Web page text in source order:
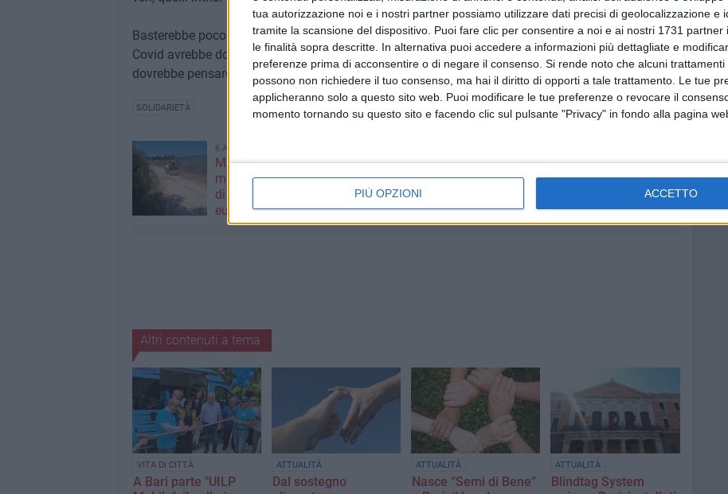
tua autorizzazione noi e i nostri partner possiamo utilizzare dati precisi di geolocalizzazione e
tramite la scansione del dispositivo. Puoi fare clic per consentire a noi e ai nostri 1731 partner
le finalità sopra descritte. In alternativa puoi accedere a informazioni più dettagliate e
preferenze prima di acconsentire o di negare il consenso. Si rende noto che alcuni
possono non richiedere il tuo consenso, ma hai il diritto di opporti a tale trattamento. Le tue
applicheranno solo a questo sito web. Puoi modificare le tue preferenze o revocare il
momento tornando su questo sito e facendo clic sul pulsante "Privacy" in fondo alla pagina
PIÙ OPZIONI ACCETTO
Basterebbe poco per essere tutti come Maria, e pensare anche agli altri e non solo a noi stessi. Il
Covid avrebbe dovuto renderci migliori, imparare da chi come Maria pensa agli altri quando
dovrebbe pensare prima di tutto a sé stessa, dovrebbe farci davvero riflettere.
SOLIDARIETÀ
6 AGOSTO 2026
Manutenzione strade e
marciapiedi nei cinque municipi
di Bari: stanziati 16 milioni di
euro
Torna a riunirsi il Consiglio
comunale di Bari
Altri contenuti a tema
VITA DI CITTÀ
A Bari parte "UILP
ATTUALITÀ
Dal sostegno
ATTUALITÀ
Nasce “Semi di Bene”
ATTUALITÀ
Blindtag System